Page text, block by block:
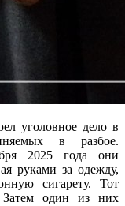
уголовное дело в
в разбое.
2025 года они
руками за одежду,
сигарету. Тот
Затем один из них